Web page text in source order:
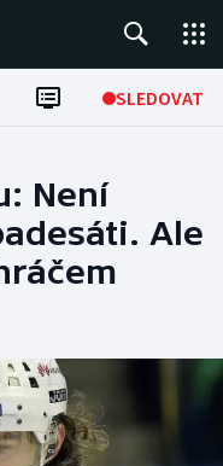
SLEDOVAT
Není
Ale